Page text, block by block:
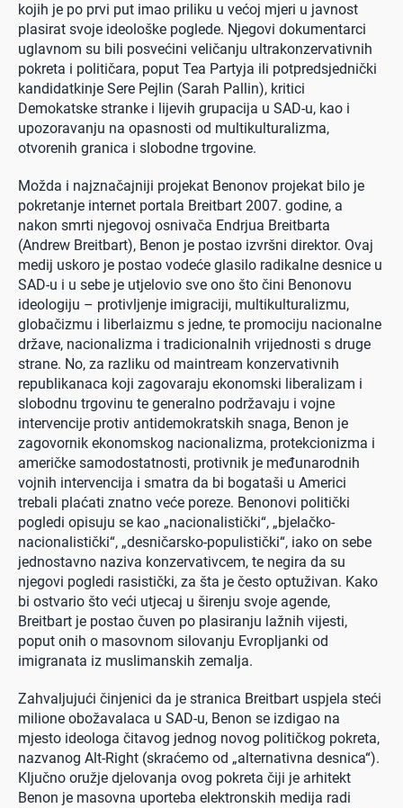
kojih je po prvi put imao priliku u većoj mjeri u javnost
plasirat svoje ideološke poglede. Njegovi dokumentarci
uglavnom su bili posvećini veličanju ultrakonzervativnih
pokreta i političara, poput Tea Partyja ili potpredsjednički
kandidatkinje Sere Pejlin (Sarah Pallin), kritici
Demokatske stranke i lijevih grupacija u SAD-u, kao i
upozoravanju na opasnosti od multikulturalizma,
otvorenih granica i slobodne trgovine.
Možda i najznačajniji projekat Benonov projekat bilo je
pokretanje internet portala Breitbart 2007. godine, a
nakon smrti njegovoj osnivača Endrjua Breitbarta
(Andrew Breitbart), Benon je postao izvršni direktor. Ovaj
medij uskoro je postao vodeće glasilo radikalne desnice u
SAD-u i u sebe je utjelovio sve ono što čini Benonovu
ideologiju – protivljenje imigraciji, multikulturalizmu,
globačizmu i liberlaizmu s jedne, te promociju nacionalne
države, nacionalizma i tradicionalnih vrijednosti s druge
strane. No, za razliku od maintream konzervativnih
republikanaca koji zagovaraju ekonomski liberalizam i
slobodnu trgovinu te generalno podržavaju i vojne
intervencije protiv antidemokratskih snaga, Benon je
zagovornik ekonomskog nacionalizma, protekcionizma i
američke samodostatnosti, protivnik je međunarodnih
vojnih intervencija i smatra da bi bogataši u Americi
trebali plaćati znatno veće poreze. Benonovi politički
pogledi opisuju se kao „nacionalistički“, „bjelačko-
nacionalistički“, „desničarsko-populistički“, iako on sebe
jednostavno naziva konzervativcem, te negira da su
njegovi pogledi rasistički, za šta je često optuživan. Kako
bi ostvario što veći utjecaj u širenju svoje agende,
Breitbart je postao čuven po plasiranju lažnih vijesti,
poput onih o masovnom silovanju Evropljanki od
imigranata iz muslimanskih zemalja.
Zahvaljujući činjenici da je stranica Breitbart uspjela steći
milione obožavalaca u SAD-u, Benon se izdigao na
mjesto ideologa čitavog jednog novog političkog pokreta,
nazvanog Alt-Right (skraćemo od „alternativna desnica“).
Ključno oružje djelovanja ovog pokreta čiji je arhitekt
Benon je masovna uporteba elektronskih medija radi